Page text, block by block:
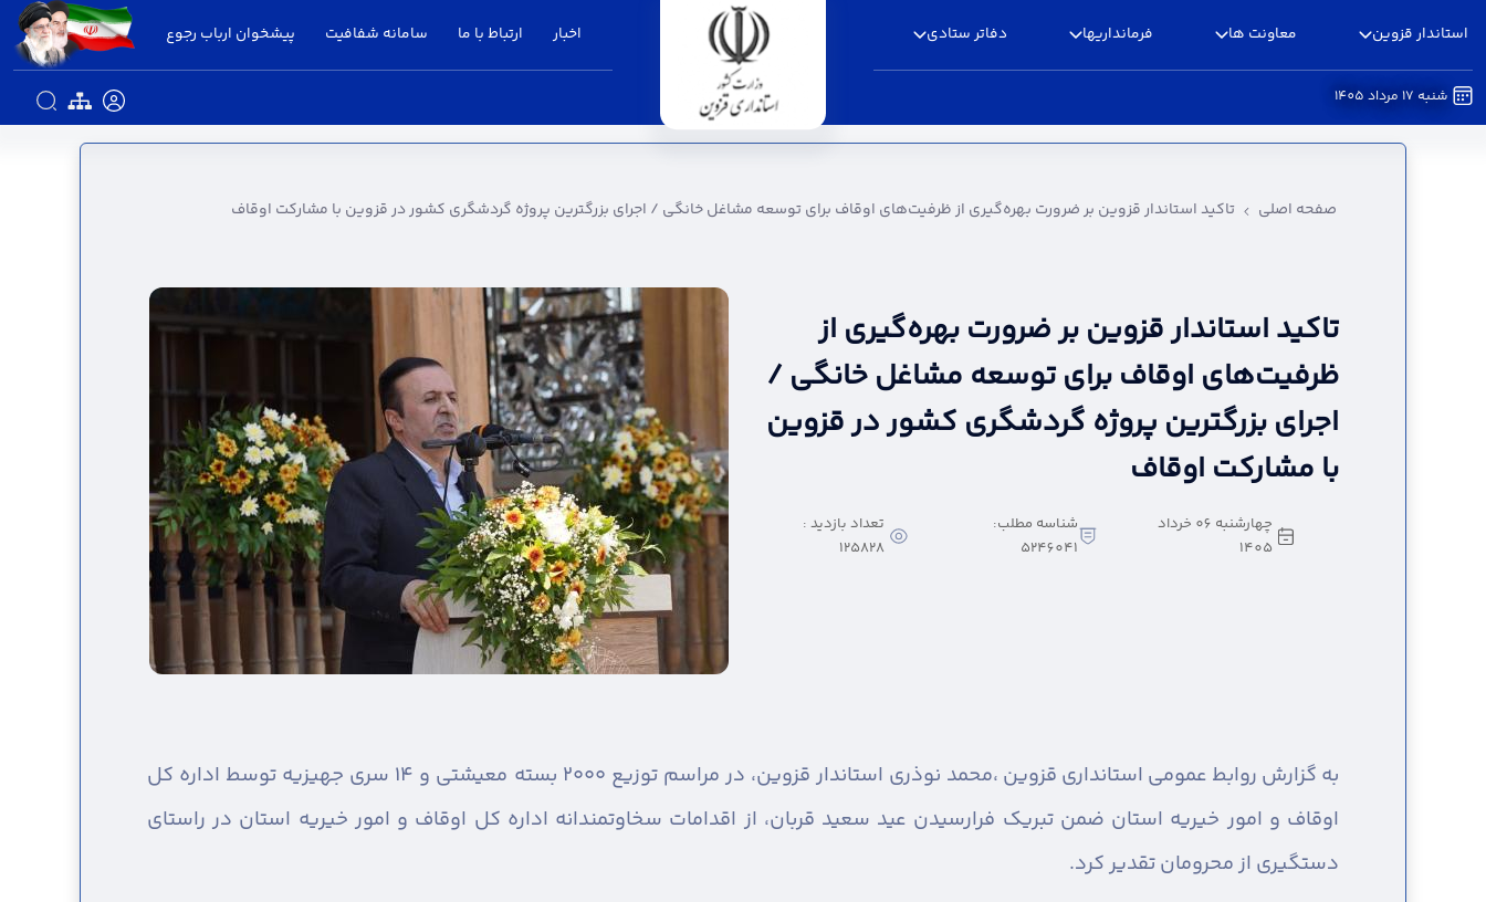
استاندار قزوین معاونت ها فرمانداریها دفاتر ستادی اخبار ارتباط با ما سامانه شفافیت پیشخوان ارباب رجوع
شنبه 17 مرداد 1405
تاکید استاندار قزوین بر ضرورت بهره‌گیری از ظرفیت‌های اوقاف برای توسعه مشاغل خانگی / اجرای بزرگترین پروژه گردشگری کشور در قزوین با
صفحه اصلی تاکید استاندار قزوین بر ضرورت بهره‌گیری از ظرفیت‌های اوقاف برای توسعه مشاغل خانگی / اجرای بزرگترین پروژه گردشگری کشور در قزوین با مشارکت اوقاف
تاکید استاندار قزوین بر ضرورت بهره‌گیری از
ظرفیت‌های اوقاف برای توسعه مشاغل خانگی /
اجرای بزرگترین پروژه گردشگری کشور در قزوین
با مشارکت اوقاف
چهارشنبه 06 خرداد
1405
شناسه مطلب:
5246041
تعداد بازدید :
125828
به گزارش روابط عمومی استانداری قزوین ،
محمد نوذری استاندار قزوین، در مراسم توزیع ۲۰۰۰ بسته معیشتی و ۱۴ سری جهیزیه توسط اداره کل
اوقاف و امور خیریه استان ضمن تبریک فرارسیدن عید سعید قربان، از اقدامات سخاوتمندانه اداره کل اوقاف و امور خیریه استان در راستای
دستگیری از محرومان تقدیر کرد.